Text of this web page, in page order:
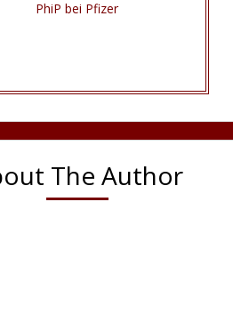
PhiP bei Pfizer
The Author